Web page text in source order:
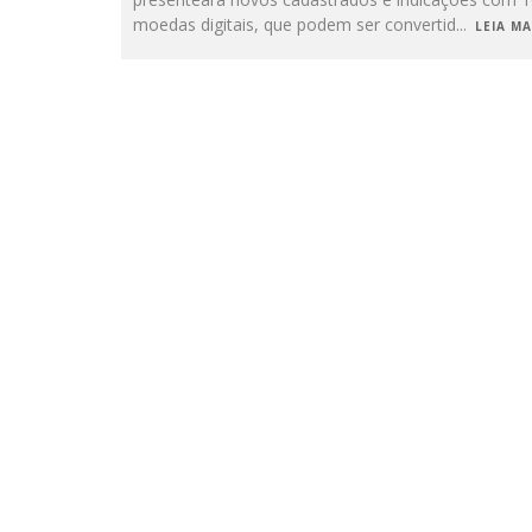
moedas digitais, que podem ser convertid... LEIA